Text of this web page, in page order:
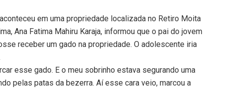
em uma propriedade localizada no Retiro Moita
Ana Fatima Mahiru Karaja, informou que o pai do jovem
receber um gado na propriedade. O adolescente iria
esse gado. E o meu sobrinho estava segurando uma
pelas patas da bezerra. Aí esse cara veio, marcou a